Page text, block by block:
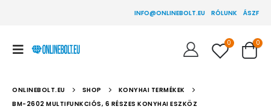
INFO@ONLINEBOLT.EU RÓLUNK ÁSZF
0 0
ONLINEBOLT.EU SHOP
KONYHAI TERMÉKEK
BM-2602 MULTIFUNKCIÓS, 6 RÉSZES KONYHAI ESZKÖZ